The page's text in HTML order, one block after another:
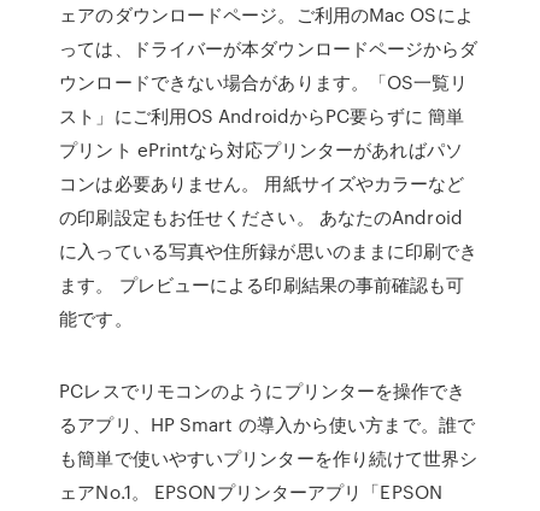
ェアのダウンロードページ。ご利用のMac OSによ
っては、ドライバーが本ダウンロードページからダ
ウンロードできない場合があります。「OS一覧リ
スト」にご利用OS AndroidからPC要らずに 簡単
プリント ePrintなら対応プリンターがあればパソ
コンは必要ありません。 用紙サイズやカラーなど
の印刷設定もお任せください。 あなたのAndroid
に入っている写真や住所録が思いのままに印刷でき
ます。 プレビューによる印刷結果の事前確認も可
能です。
PCレスでリモコンのようにプリンターを操作でき
るアプリ、HP Smart の導入から使い方まで。誰で
も簡単で使いやすいプリンターを作り続けて世界シ
ェアNo.1。 EPSONプリンターアプリ「EPSON